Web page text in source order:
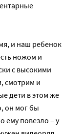
и наш ребенок
ножом и
с высокими
смотрим и
дети в этом же
он мог бы
ему повезло – у